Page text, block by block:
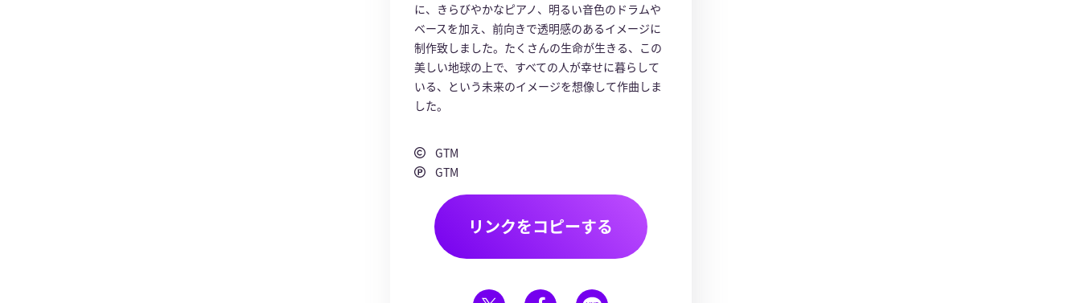
に、きらびやかなピアノ、明るい音色のドラムや
ベースを加え、前向きで透明感のあるイメージに
制作致しました。たくさんの生命が生きる、この
美しい地球の上で、すべての人が幸せに暮らして
いる、という未来のイメージを想像して作曲しま
した。
GTM
GTM
リンクをコピーする